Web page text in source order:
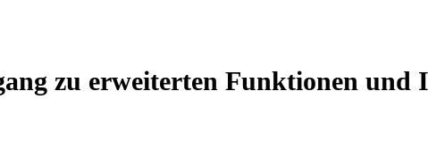
zu erweiterten Funktionen und